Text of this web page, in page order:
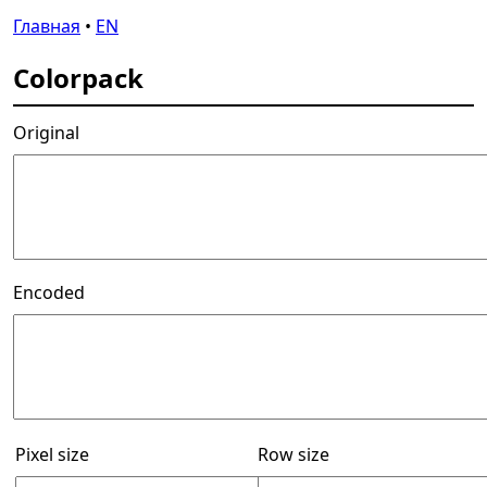
Главная • EN
Colorpack
Original
Encoded
Pixel size Row size